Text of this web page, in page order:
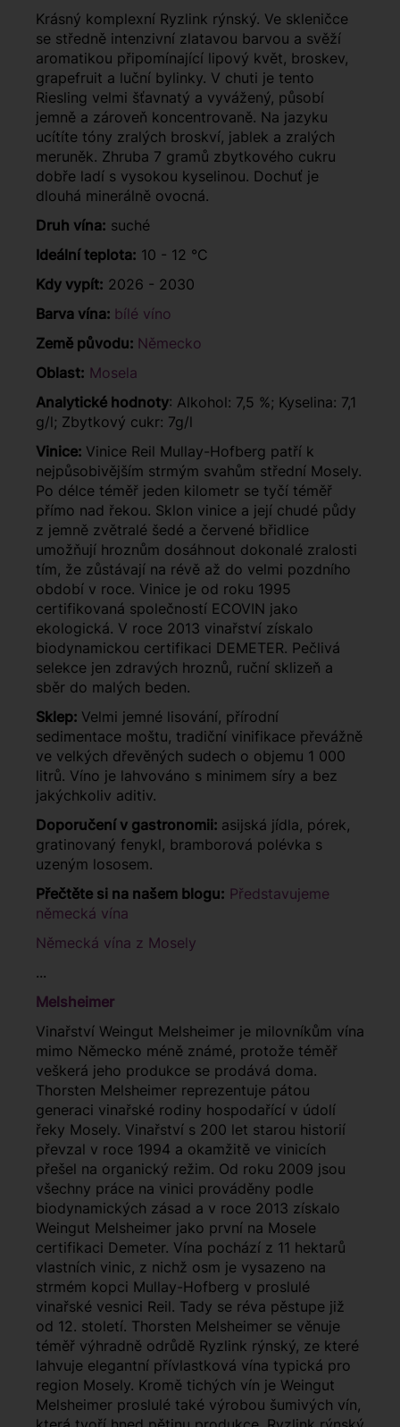
Krásný komplexní Ryzlink rýnský. Ve skleničce
se středně intenzivní zlatavou barvou a svěží
aromatikou připomínající lipový květ, broskev,
grapefruit a luční bylinky. V chuti je tento
Riesling velmi šťavnatý a vyvážený, působí
jemně a zároveň koncentrovaně. Na jazyku
ucítíte tóny zralých broskví, jablek a zralých
meruněk. Zhruba 7 gramů zbytkového cukru
dobře ladí s vysokou kyselinou. Dochuť je
dlouhá minerálně ovocná.
Druh vína: suché
Ideální teplota: 10 - 12 °C
Kdy vypít: 2026 - 2030
Barva vína: bílé víno
Země původu: Německo
Oblast: Mosela
Analytické hodnoty: Alkohol: 7,5 %; Kyselina: 7,1
g/l; Zbytkový cukr: 7g/l
Vinice: Vinice Reil Mullay-Hofberg patří k
nejpůsobivějším strmým svahům střední Mosely.
Po délce téměř jeden kilometr se tyčí téměř
přímo nad řekou. Sklon vinice a její chudé půdy
z jemně zvětralé šedé a červené břidlice
umožňují hroznům dosáhnout dokonalé zralosti
tím, že zůstávají na révě až do velmi pozdního
období v roce. Vinice je od roku 1995
certifikovaná společností ECOVIN jako
ekologická. V roce 2013 vinařství získalo
biodynamickou certifikaci DEMETER. Pečlivá
selekce jen zdravých hroznů, ruční sklizeň a
sběr do malých beden.
Sklep: Velmi jemné lisování, přírodní
sedimentace moštu, tradiční vinifikace převážně
ve velkých dřevěných sudech o objemu 1 000
litrů. Víno je lahvováno s minimem síry a bez
jakýchkoliv aditiv.
Doporučení v gastronomii: asijská jídla, pórek,
gratinovaný fenykl, bramborová polévka s
uzeným lososem.
Přečtěte si na našem blogu: Představujeme
německá vína
Německá vína z Mosely
...
Melsheimer
Vinařství Weingut Melsheimer je milovníkům vína
mimo Německo méně známé, protože téměř
veškerá jeho produkce se prodává doma.
Thorsten Melsheimer reprezentuje pátou
generaci vinařské rodiny hospodařící v údolí
řeky Mosely. Vinařství s 200 let starou historií
převzal v roce 1994 a okamžitě ve vinicích
přešel na organický režim. Od roku 2009 jsou
všechny práce na vinici prováděny podle
biodynamických zásad a v roce 2013 získalo
Weingut Melsheimer jako první na Mosele
certifikaci Demeter. Vína pochází z 11 hektarů
vlastních vinic, z nichž osm je vysazeno na
strmém kopci Mullay-Hofberg v proslulé
vinařské vesnici Reil. Tady se réva pěstupe již
od 12. století. Thorsten Melsheimer se věnuje
téměř výhradně odrůdě Ryzlink rýnský, ze které
lahvuje elegantní přívlastková vína typická pro
region Mosely. Kromě tichých vín je Weingut
Melsheimer proslulé také výrobou šumivých vín,